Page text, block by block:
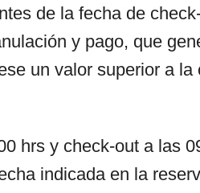
de la fecha de
y pago, que
un valor superior a
hrs y check-out a las
indicada en la